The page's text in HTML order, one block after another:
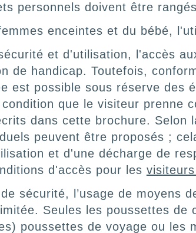
personnels doivent être
enceintes et du bébé,
et d'utilisation, l'accès
de handicap. Toutefois,
est possible sous réserve des
que le visiteur prenne
dans cette brochure.
peuvent être proposés ;
et d'une décharge de
d'accès pour les
sécurité, l’usage de moyens
Seules les poussettes de
poussettes de voyage ou les